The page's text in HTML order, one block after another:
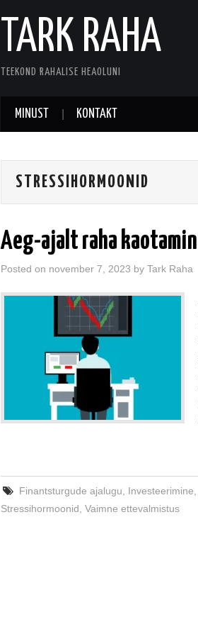
TARK RAHA
TEEKOND RAHALISE HEAOLUNI
MINUST KONTAKT
STRESSIHORMOONID
Aeg-ajalt raha
Posted on november 7, 2023 by Tark Raha
Finantsturgude ajalugu Investeerimine
Stressihormoonid Vaimne ettevalmistus